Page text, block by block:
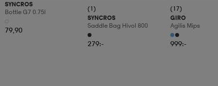
SYNCROS
Bottle G7 0.75l
79,90
(1)
SYNCROS
Saddle Bag Hivol 800
279:-
(17)
GIRO
Agilis Mips
999:-